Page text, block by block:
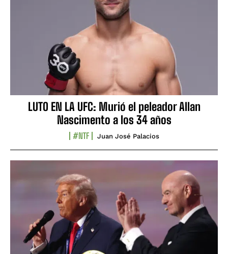
LUTO EN LA UFC: Murió el peleador Allan
Nascimento a los 34 años
#NTF Juan José Palacios